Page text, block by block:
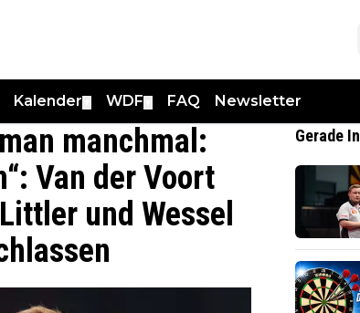
Kalender WDF FAQ Newsletter
manchmal:
Van der Voort
und Wessel
Gerade In